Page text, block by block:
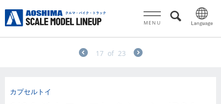
MENU
17 of 23
カプセルトイ